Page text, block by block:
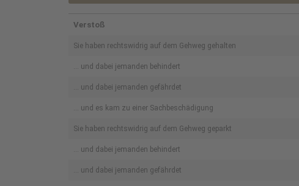
Verstoß
Sie haben rechtswidrig auf dem Gehweg gehalten
… und dabei jemanden behindert
... und dabei jemanden gefährdet
... und es kam zu einer Sachbeschädigung
Sie haben rechtswidrig auf dem Gehweg geparkt
… und dabei jemanden behindert
... und dabei jemanden gefährdet